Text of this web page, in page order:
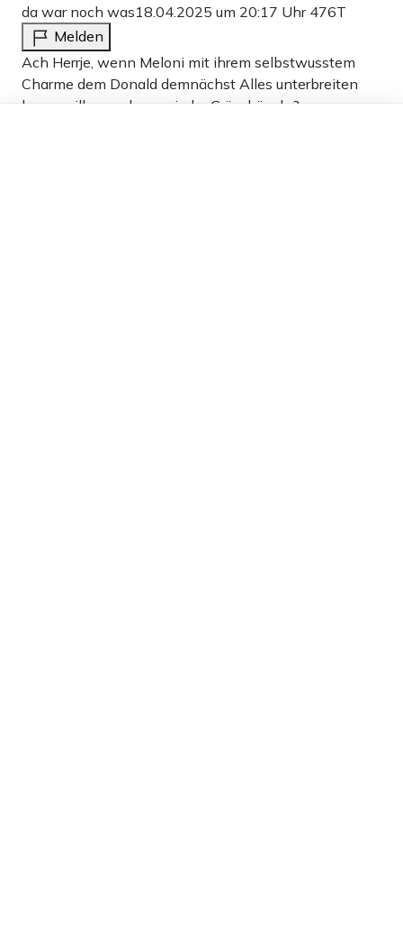
da war noch was18.04.2025 um 20:17 Uhr 476T
Melden
Ach Herrje, wenn Meloni mit ihrem selbstwusstem
Charme dem Donald demnächst Alles unterbreiten
kann, will er es dann wieder Grün-bügeln?